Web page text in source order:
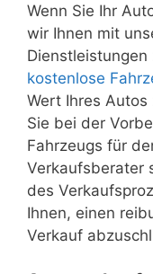
Wenn Sie Ihr
wir Ihnen mit
kostenlose
Wert Ihres
Sie bei der
Fahrzeugs für
Verkaufsberater
des
Ihnen, einen
Verkauf